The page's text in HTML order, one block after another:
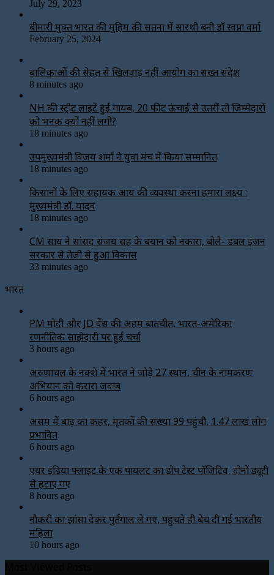
July 29, 2023
बीमारी मुक्त भारत की मुहिम की सतना में सारथी बनी डाॅ स्वप्ना वर्मा
February 25, 2024
बालिकाओं की सेहत से खिलवाड़ नहीं आयोग का सख्त संदेश
8 minutes ago
NH की स्ट्रीट लाइटें हुईं गायब, 20 फीट ऊंचाई से उतरीं तो जिम्मेदारों
को भनक क्यों नहीं लगी?
18 minutes ago
उपमुख्यमंत्री विजय शर्मा ने युवा मंच में किया सम्मानित
18 minutes ago
किसानों के लिए सहायक आय की व्यवस्था करना हमारा लक्ष्य :
मुख्यमंत्री डॉ. यादव
18 minutes ago
CM साय ने सांसद संजय सिंह के बयान को नकारा, बोले- डबल इंजन
सरकार से तेजी से हुआ विकास
33 minutes ago
भारत
PM मोदी और JD वेंस की अहम बातचीत, भारत-अमेरिका
रणनीतिक साझेदारी पर हुई चर्चा
3 hours ago
अरुणाचल के नक्शे में भारत ने जोड़े 27 स्थान, चीन के नामकरण
अभियान को करारा जवाब
6 hours ago
असम में बाढ़ का कहर, मृतकों की संख्या 99 पहुंची, 1.47 लाख लोग
प्रभावित
6 hours ago
एयर इंडिया फ्लाइट के एक पायलट का डोप टेस्ट पॉजिटिव, दोनों ड्यूटी
से हटाए गए
8 hours ago
नौकरी का झांसा देकर पुर्तगाल ले गए, पहुंचते ही बेच दी गई भारतीय
महिला
10 hours ago